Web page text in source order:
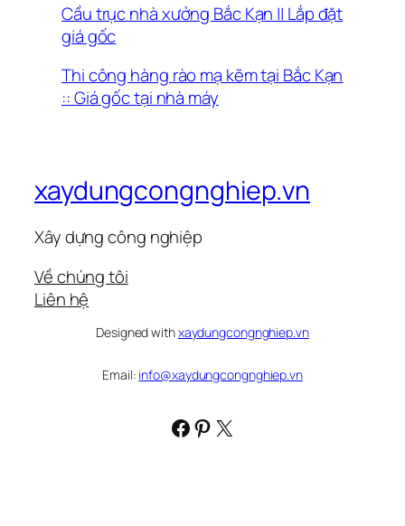
Cầu trục nhà xưởng Bắc Kạn || Lắp đặt
giá gốc
Thi công hàng rào mạ kẽm tại Bắc Kạn
:: Giá gốc tại nhà máy
xaydungcongnghiep.vn
Xây dựng công nghiệp
Về chúng tôi
Liên hệ
Designed withxaydungcongnghiep.vn
Email: info@xaydungcongnghiep.vn
Facebook
Pinterest
X